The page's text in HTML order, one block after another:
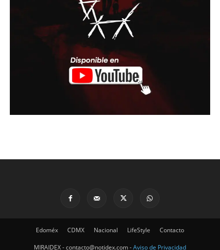
Edoméx CDMX Nacional LifeStyle Contacto
MIRAIDEX - contacto@notidex.com -Aviso de Privacidad